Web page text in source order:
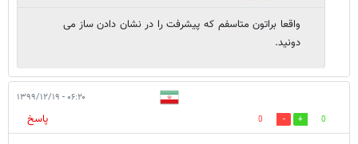
واقعا براتون متاسفم که پیشرفت را در نشان دادن ساز می
دونید.
۰۶:۲۰ - ۱۳۹۹/۱۲/۱۹
0
0
پاسخ